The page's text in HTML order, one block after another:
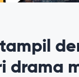
drama